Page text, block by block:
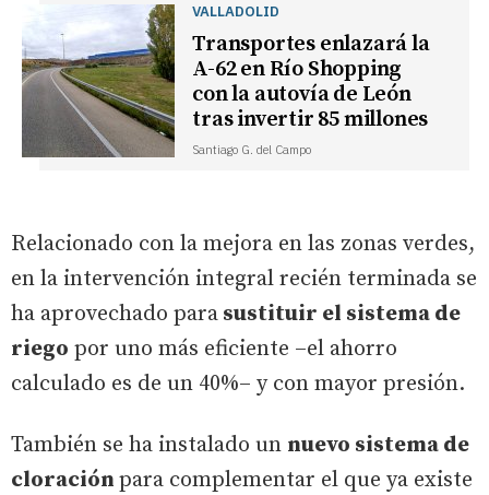
VALLADOLID
Transportes enlazará la
A-62 en Río Shopping
con la autovía de León
tras invertir 85 millones
Santiago G. del Campo
Relacionado con la mejora en las zonas verdes,
en la intervención integral recién terminada se
ha aprovechado para sustituir el sistema de
riego por uno más eficiente –el ahorro
calculado es de un 40%– y con mayor presión.
También se ha instalado un nuevo sistema de
cloración para complementar el que ya existe